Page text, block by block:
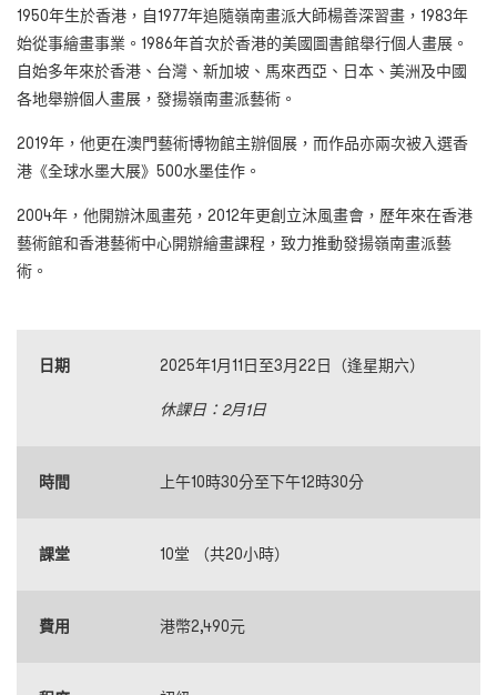
1950年生於香港，自1977年追隨嶺南畫派大師楊善深習畫，1983年
始從事繪畫事業。1986年首次於香港的美國圖書館舉行個人畫展。
自始多年來於香港、台灣、新加坡、馬來西亞、日本、美洲及中國
各地舉辦個人畫展，發揚嶺南畫派藝術。
2019年，他更在澳門藝術博物館主辦個展，而作品亦兩次被入選香
港《全球水墨大展》500水墨佳作。
2004年，他開辦沐風畫苑，2012年更創立沐風畫會，歷年來在香港
藝術館和香港藝術中心開辦繪畫課程，致力推動發揚嶺南畫派藝
術。
日期 2025年1月11日至3月22日（逢星期六）
休課日： 2月1日
時間 上午10時30分至下午12時30分
課堂 10堂 （共20小時）
費用 港幣2,490元